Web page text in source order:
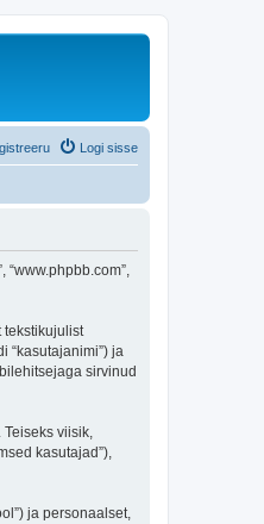
Logi sisse
“www.phpbb.com”,
tekstikujulist
“kasutajanimi”) ja
sirvinud
viisik,
kasutajad”),
ja personaalset,